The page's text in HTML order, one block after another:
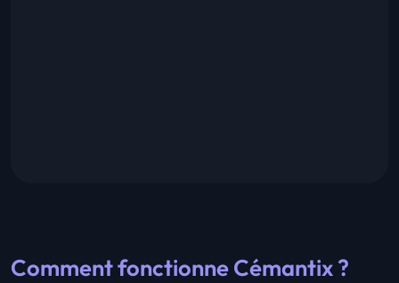
Comment fonctionne Cémantix ?